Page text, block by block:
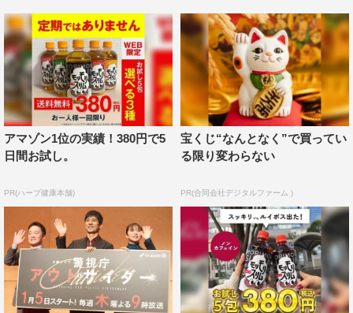
『警視庁アウトサイダー』©テレビ朝日
このシーンに真壁刀義、棚橋弘至、田口隆祐、オカダ・カ
ズチカという、新日本プロレスのそうそうたるスター選手
4名がゲスト出演。西島は撮影の合間を縫ってオカダ選手
だという。
撮影当日、ロケ先のとある商店街のイベント会場には巨大
なリングが特設され、エキストラも多数集合。大がかりな
現場を見て気合も高まったのか、西島も決意の表情で撮影
を開始した。
アマゾン1位の実績！380円で5
日間お試し。
PR(ハーブ健康本舗)
宝くじ“なんとなく”で買ってい
る限り変わらない
PR(合同会社デジタルファーム )